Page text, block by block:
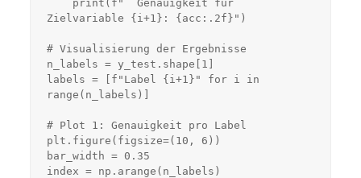
Zielvariable {i+1}: {acc:.2f}")
# Visualisierung der Ergebnisse
n_labels = y_test.shape[1]
labels = [f"Label {i+1}" for i in
range(n_labels)]
# Plot 1: Genauigkeit pro Label
plt.figure(figsize=(10, 6))
bar_width = 0.35
index = np.arange(n_labels)